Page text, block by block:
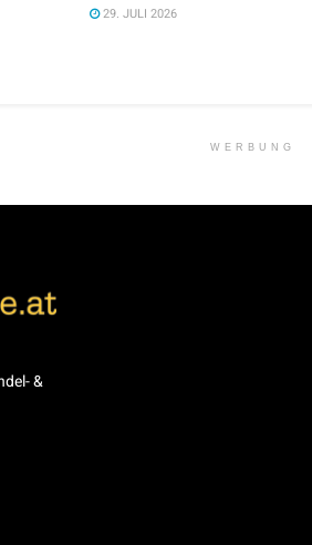
29. JULI 2026
WERBUNG
&